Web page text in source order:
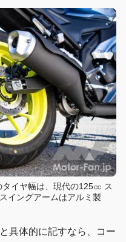
イヤ幅は、現代の125㏄ ス
イングアームはアルミ製
具体的に記すなら、コー